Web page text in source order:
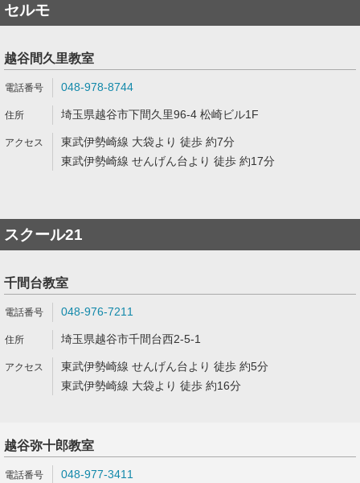
セルモ
越谷間久里教室
048-978-8744
埼玉県越谷市下間久里96-4 松崎ビル1F
東武伊勢崎線 大袋より 徒歩 約7分
東武伊勢崎線 せんげん台より 徒歩 約17分
スクール21
千間台教室
048-976-7211
埼玉県越谷市千間台西2-5-1
東武伊勢崎線 せんげん台より 徒歩 約5分
東武伊勢崎線 大袋より 徒歩 約16分
越谷弥十郎教室
048-977-3411